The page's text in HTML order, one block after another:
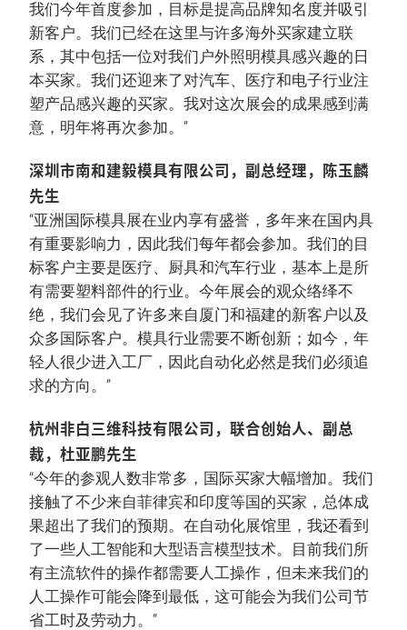
我们今年首度参加，目标是提高品牌知名度并吸引
新客户。我们已经在这里与许多海外买家建立联
系，其中包括一位对我们户外照明模具感兴趣的日
本买家。我们还迎来了对汽车、医疗和电子行业注
塑产品感兴趣的买家。我对这次展会的成果感到满
意，明年将再次参加。”
深圳市南和建毅模具有限公司，副总经理，陈玉麟
先生
“亚洲国际模具展在业内享有盛誉，多年来在国内具
有重要影响力，因此我们每年都会参加。我们的目
标客户主要是医疗、厨具和汽车行业，基本上是所
有需要塑料部件的行业。今年展会的观众络绎不
绝，我们会见了许多来自厦门和福建的新客户以及
众多国际客户。模具行业需要不断创新；如今，年
轻人很少进入工厂，因此自动化必然是我们必须追
求的方向。”
杭州非白三维科技有限公司，联合创始人、副总
裁，杜亚鹏先生
“今年的参观人数非常多，国际买家大幅增加。我们
接触了不少来自菲律宾和印度等国的买家，总体成
果超出了我们的预期。在自动化展馆里，我还看到
了一些人工智能和大型语言模型技术。目前我们所
有主流软件的操作都需要人工操作，但未来我们的
人工操作可能会降到最低，这可能会为我们公司节
省工时及劳动力。”